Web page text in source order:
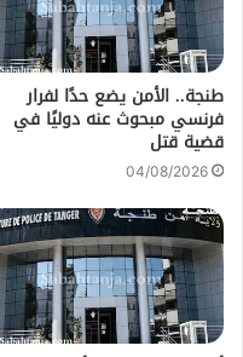
طنجة.. الأمن يضع حدًا لفرار
فرنسي مبحوث عنه دوليًا في
قضية قتل
04/08/2026